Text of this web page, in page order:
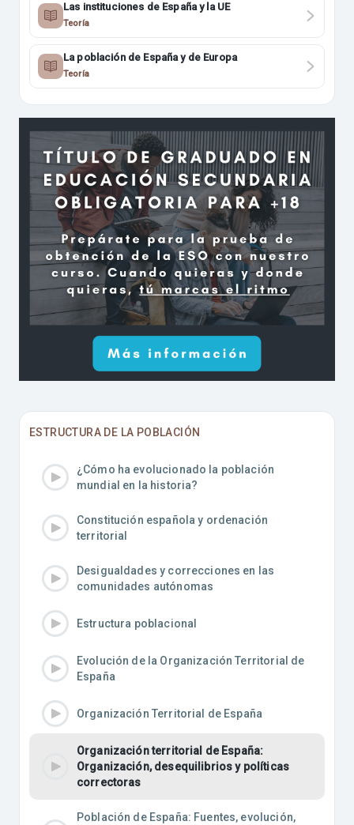
Las instituciones de España y la UE
Teoría
La población de España y de Europa
Teoría
ESTRUCTURA DE LA POBLACIÓN
¿Cómo ha evolucionado la población
mundial en la historia?
Constitución española y ordenación
territorial
Desigualdades y correcciones en las
comunidades autónomas
Estructura poblacional
Evolución de la Organización Territorial de
España
Organización Territorial de España
Organización territorial de España:
Organización, desequilibrios y políticas
correctoras
Población de España: Fuentes, evolución,